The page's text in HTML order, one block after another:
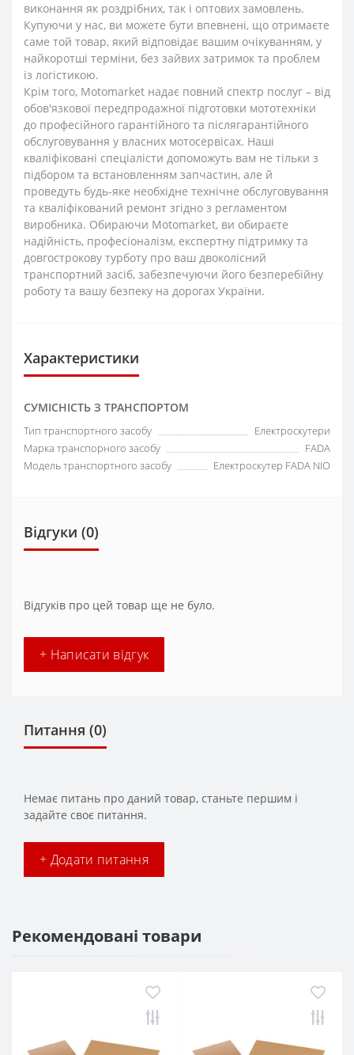
виконання як роздрібних, так і оптових замовлень.
Купуючи у нас, ви можете бути впевнені, що отримаєте
саме той товар, який відповідає вашим очікуванням, у
найкоротші терміни, без зайвих затримок та проблем
із логістикою.
Крім того, Motomarket надає повний спектр послуг – від
обов'язкової передпродажної підготовки мототехніки
до професійного гарантійного та післягарантійного
обслуговування у власних мотосервісах. Наші
кваліфіковані спеціалісти допоможуть вам не тільки з
підбором та встановленням запчастин, але й
проведуть будь-яке необхідне технічне обслуговування
та кваліфікований ремонт згідно з регламентом
виробника. Обираючи Motomarket, ви обираєте
надійність, професіоналізм, експертну підтримку та
довгострокову турботу про ваш двоколісний
транспортний засіб, забезпечуючи його безперебійну
роботу та вашу безпеку на дорогах України.
Характеристики
СУМІСНІСТЬ З ТРАНСПОРТОМ
Тип транспортного засобу
Електроскутери
Марка транспорного засобу
FADA
Модель транспортного засобу
Електроскутер FADA NIO
Відгуки (0)
Відгуків про цей товар ще не було.
+ Написати відгук
Питання (0)
Немає питань про даний товар, станьте першим і
задайте своє питання.
+ Додати питання
Рекомендовані товари